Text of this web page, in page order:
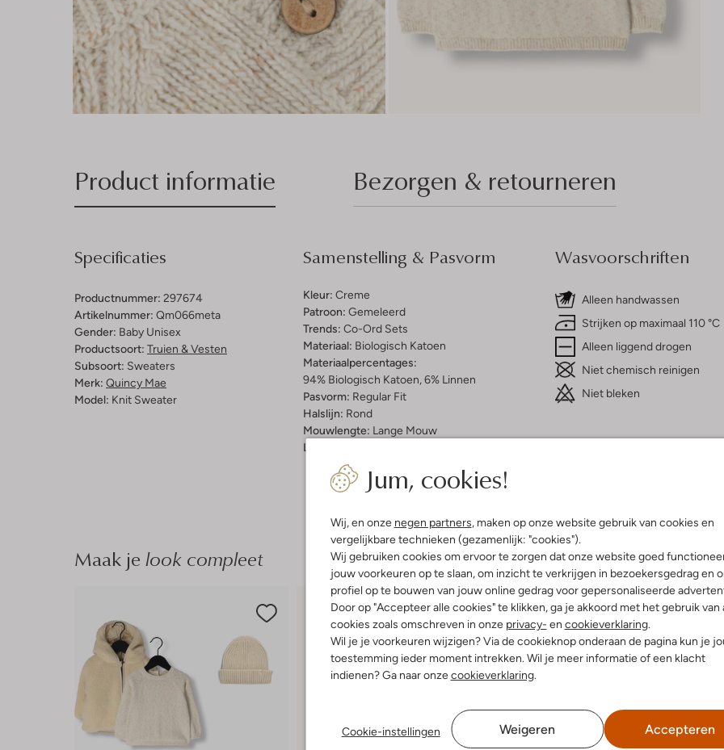
Jum, cookies!
Wij, en onze negen partners, maken op onze website gebruik van cookies en
vergelijkbare technieken (gezamenlijk: "cookies").
Wij gebruiken cookies om ervoor te zorgen dat onze website goed
jouw voorkeuren op te slaan, om inzicht te verkrijgen in bezoekersgedrag en
profiel op te bouwen van jouw online gedrag voor gepersonaliseerde
Door op "Accepteer alle cookies" te klikken, ga je akkoord met het gebruik van
cookies zoals omschreven in onze privacy- en cookieverklaring.
Wil je je voorkeuren wijzigen? Via de cookieknop onderaan de pagina kun je
toestemming ieder moment intrekken. Wil je meer informatie of een klacht
indienen? Ga naar onzecookieverklaring.
Cookie-instellingen Weigeren Accepteren
Product informatie Bezorgen & retourneren
Specificaties
Productnummer: 297674
Artikelnummer: Qm066meta
Gender: Baby Unisex
Productsoort: Truien & Vesten
Subsoort: Sweaters
Merk: Quincy Mae
Model: Knit Sweater
Samenstelling & Pasvorm
Kleur: Creme
Patroon: Gemeleerd
Trends: Co-Ord Sets
Materiaal: Biologisch Katoen
Materiaalpercentages:
94% Biologisch Katoen, 6% Linnen
Pasvorm: Regular Fit
Halslijn: Rond
Mouwlengte: Lange Mouw
Lengte:
Wasvoorschriften
Alleen handwassen
Strijken op maximaal 110 °C
Alleen liggend drogen
Niet chemisch reinigen
Niet bleken
Maak je look compleet